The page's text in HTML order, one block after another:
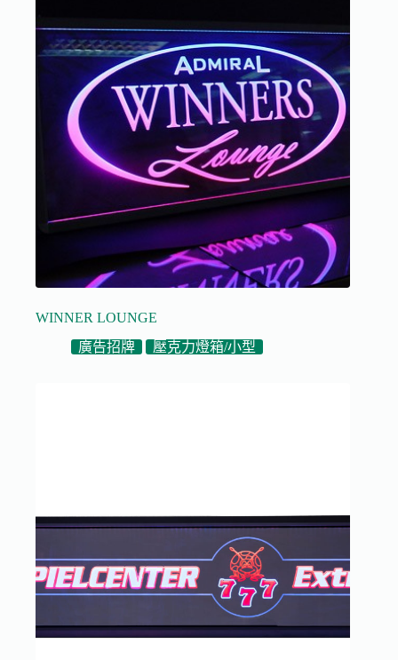
WINNER LOUNGE
廣告招牌
壓克力燈箱/小型